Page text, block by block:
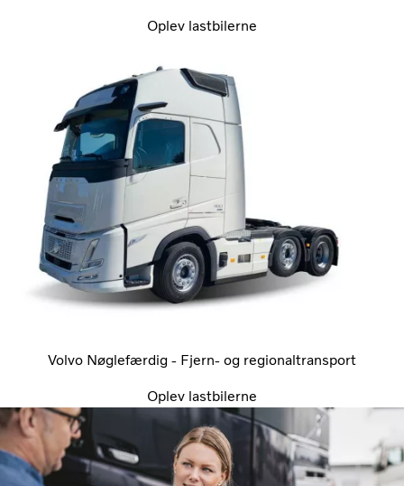
Oplev lastbilerne
Volvo Nøglefærdig - Fjern- og regionaltransport
Oplev lastbilerne